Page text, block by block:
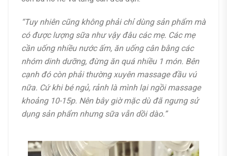
“Tuy nhiên cũng không phải chỉ dùng sản phẩm mà
có được lượng sữa như vậy đâu các mẹ. Các mẹ
cần uống nhiều nước ấm, ăn uống cân bằng các
nhóm dinh dưỡng, đừng ăn quá nhiều 1 món. Bên
cạnh đó còn phải thường xuyên massage đầu vú
nữa. Cứ khi bé ngủ, rảnh là mình lại ngồi massage
khoảng 10-15p. Nên bây giờ mặc dù đã ngưng sử
dụng sản phẩm nhưng sữa vẫn dồi dào.”